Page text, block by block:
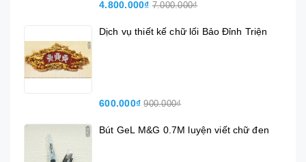
4.800.000₫ 7.000.000₫
Dịch vụ thiết kế chữ lối Bảo Đỉnh Triện
600.000₫ 900.000₫
Bút GeL M&G 0.7M luyện viết chữ đen